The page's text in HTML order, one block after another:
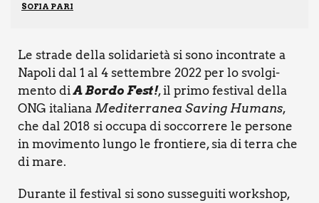
SOFIA PARI
Le stra­de del­la soli­da­rie­tà si sono incon­tra­te a
Napo­li dal 1 al 4 set­tem­bre 2022 per lo svol­gi­
men­to diA Bor­do Fest!, il pri­mo festi­val del­la
ONG ita­lia­na Medi­ter­ra­nea Saving Humans,
che dal 2018 si occu­pa di soc­cor­re­re le per­so­ne
in movi­men­to lun­go le fron­tie­re, sia di ter­ra che
di mare.
Duran­te il festi­val si sono sus­se­gui­ti work­shop,